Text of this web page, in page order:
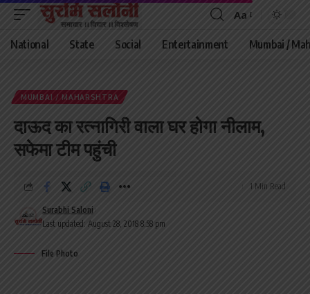
Font
Resizer
Aa
National State Social Entertainment Mumbai /
MUMBAI / MAHARSHTRA
दाऊद का रत्‍नागिरी वाला घर होगा नीलाम,
सफेमा टीम पहुंची
Last updated: August 28, 2018 8:58 pm
Surabhi Saloni
1 Min Read
File Photo